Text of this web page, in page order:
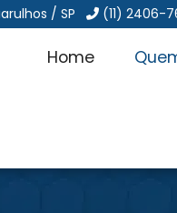
/ SP (11) 2406-
Home